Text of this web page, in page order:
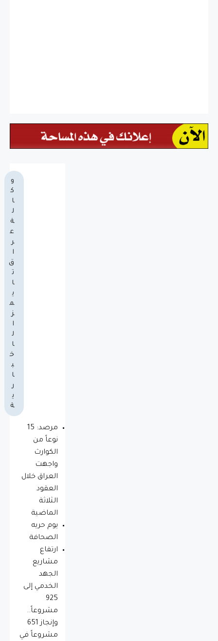
و
ك
ا
ل
ة
ع
ر
ا
ق
ت
ا
ي
م
ز
ا
ل
ا
خ
ب
ا
ر
ي
ة
مرصد: 15
نوعاً من
الكوارث
واجهت
العراق خلال
العقود
الثلاثة
الماضية
يوم حريه
الصحافة
ارتفاع
مشاريع
الجهد
الخدمي إلى
925
مشروعاً..
وإنجاز 651
مشروعاً في